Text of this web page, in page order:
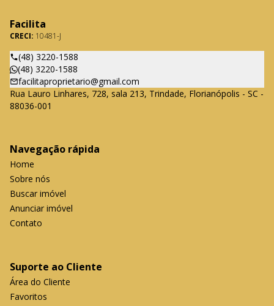
Facilita
CRECI: 10481-J
(48) 3220-1588
(48) 3220-1588
facilitaproprietario@gmail.com
Rua Lauro Linhares, 728, sala 213, Trindade, Florianópolis - SC -
88036-001
Navegação rápida
Home
Sobre nós
Buscar imóvel
Anunciar imóvel
Contato
Suporte ao Cliente
Área do Cliente
Favoritos